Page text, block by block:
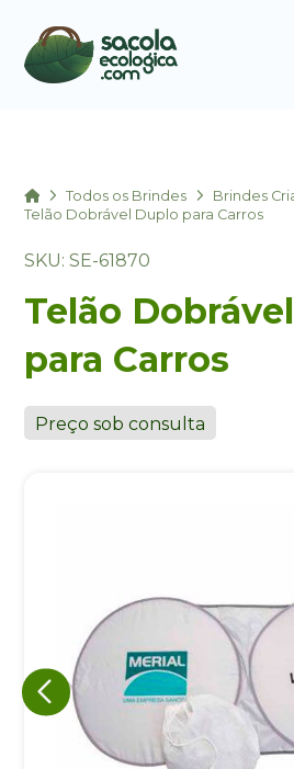
HomeTodos os Brindes
Brindes
Telão Dobrável Duplo para Carros
SKU: SE-61870
Telão
para Carros
Preço sob consulta
A nossa empresa está
sua privacidade, utilizaremos
de marketing. Você pode alterar
qualquer momento.
Iniciar